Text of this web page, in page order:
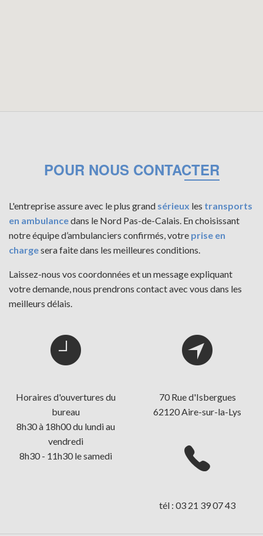
POUR NOUS CONTACTER
L'entreprise assure avec le plus grand sérieux les transports
en ambulancedans le Nord Pas-de-Calais. En choisissant
notre équipe d’ambulanciers confirmés, votre prise en
chargesera faite dans les meilleures conditions.
Laissez-nous vos coordonnées et un message expliquant
votre demande, nous prendrons contact avec vous dans les
meilleurs délais.
Horaires d'ouvertures du
bureau
8h30 à 18h00 du lundi au
vendredi
8h30 - 11h30 le samedi
70 Rue d'Isbergues
62120 Aire-sur-la-Lys
tél : 03 21 39 07 43